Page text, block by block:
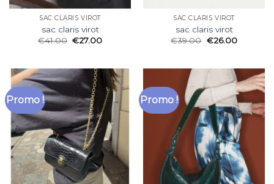
SAC CLARIS VIROT
sac claris virot
€41.00 €27.00
SAC CLARIS VIROT
sac claris virot
€39.00 €26.00
Promo ! Promo !